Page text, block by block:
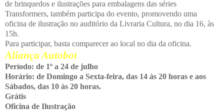
de brinquedos e ilustrações para embalagens das séries
Transformers, também participa do evento, promovendo uma
oficina de ilustração no auditório da Livraria Cultura, no dia 16, às
15h.
Para participar, basta comparecer ao local no dia da oficina.
Aliança Autobot
Período: de 1º a 24 de julho
Horário: de Domingo a Sexta-feira, das 14 às 20 horas e aos
Sábados, das 10 às 20 horas.
Grátis
Oficina de Ilustração